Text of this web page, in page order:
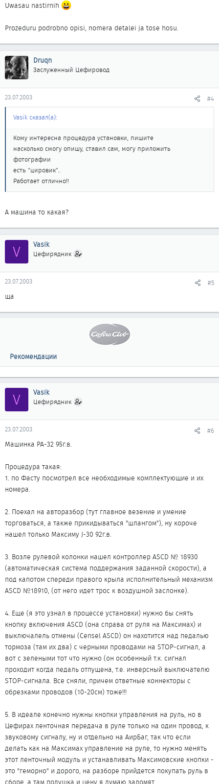
Uwasau nastirnih
Prozeduru podrobno opisi, nomera detalei ja tose hosu.
Druqn
Заслуженный Цефировод
23.07.2003 #4
Vasik сказал(а):
Кому интересна процедура установки, пишите
насколько смогу опишу, ставил сам, могу приложить
фотографии
есть "цировик"..
Работает отлично!!
А машина то какая?
V Vasik
Цефирядник
23.07.2003 #5
ща
Рекомендации
V Vasik
Цефирядник
23.07.2003 #6
Машинка PA-32 95г.в.
Процедура такая:
1. по Фасту посмотрел все необходимые комплектующие и их
номера.
2. Поехал на авторазбор (тут главное везение и умение
торговаться, а также прикидываться "шлангом"), ну короче
нашел только Максиму J-30 92г.в.
3. Возле рулевой колонки нашел контроллер ASCD № 18930
(автоматическая система поддержания заданной скорости), а
под капотом спереди правого крыла исполнительный механизм
ASCD №18910, (от него идет трос к воздушной заслонке).
4. Еще (я это узнал в процессе установки) нужно бы снять
кнопку включения ASCD (она справа от руля на Максимах) и
выключалель отмены (Сensel ASCD) он нахотится над педалью
тормоза (там их два) с черными проводами на STOP-сигнал, а
вот с зелеными тот что нужно (он особенный т.к. сигнал
проходит когда педаль отпущена, т.е. инверсный выключателю
STOP-сигнала. Все сняли, причем ответные коннекторы с
обрезками проводов (10-20см) тоже!!!
5. В идеале конечно нужны кнопки управления на руль, но в
Цефирах ленточная передача в руле только на один провод, к
звуковому сигналу, ну и отдельно на АирБаг, так что если
делать как на Максимах управление на руле, то нужно менять
этот ленточный модуль и устанавливать Максимовские кнопки -
это "геморно" и дорого, на разборе прийдется покупать руль в
сборе, а там подушка и цену я думаю заломят...